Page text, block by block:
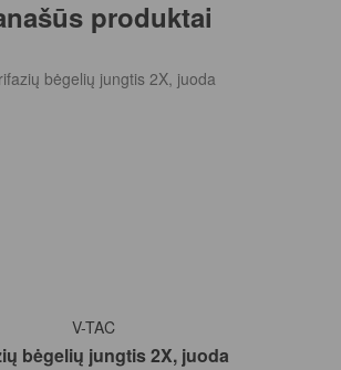
produktai
Į KREPŠELĮ
V-TAC
bėgelių jungtis 2X, juoda